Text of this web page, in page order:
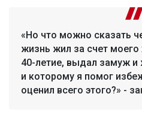
«Но что можно сказать
жизнь жил за счет моего
40-летие, выдал замуж и
и которому я помог
оценил всего этого?» -